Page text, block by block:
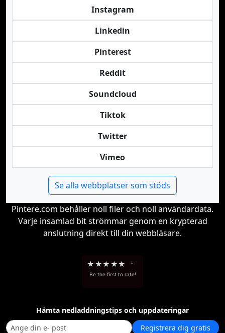
Instagram
Linkedin
Pinterest
Reddit
Soundcloud
Tiktok
Twitter
Vimeo
Se alla webbplatser som stöds
Pintere.com behåller noll filer och noll användardata.
Varje insamlad bit strömmar genom en krypterad
anslutning direkt till din webbläsare.
★ ★★ ★★ -
Be the first to rate!
Hämta nedladdningstips och uppdateringar
Registrera dig gratis